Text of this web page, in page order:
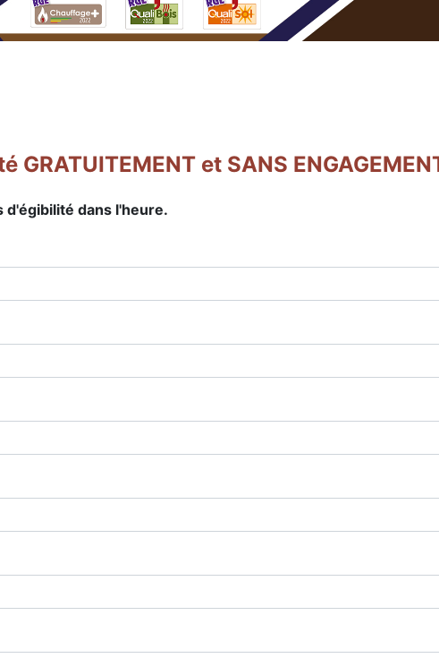
et SANS
d'égibilité dans l'heure.